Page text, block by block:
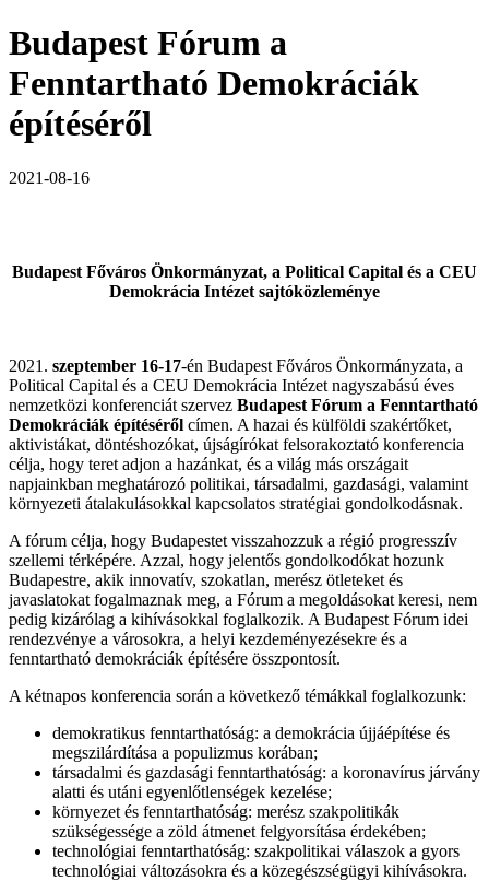
Budapest Fórum a
Fenntartható Demokráciák
építéséről
2021-08-16
Budapest Főváros Önkormányzat, a Political Capital és a CEU
Demokrácia Intézet sajtóközleménye
2021. szeptember 16-17-én Budapest Főváros Önkormányzata, a
Political Capital és a CEU Demokrácia Intézet nagyszabású éves
nemzetközi konferenciát szervez Budapest Fórum a Fenntartható
Demokráciák építéséről címen. A hazai és külföldi szakértőket,
aktivistákat, döntéshozókat, újságírókat felsorakoztató konferencia
célja, hogy teret adjon a hazánkat, és a világ más országait
napjainkban meghatározó politikai, társadalmi, gazdasági, valamint
környezeti átalakulásokkal kapcsolatos stratégiai gondolkodásnak.
A fórum célja, hogy Budapestet visszahozzuk a régió progresszív
szellemi térképére. Azzal, hogy jelentős gondolkodókat hozunk
Budapestre, akik innovatív, szokatlan, merész ötleteket és
javaslatokat fogalmaznak meg, a Fórum a megoldásokat keresi, nem
pedig kizárólag a kihívásokkal foglalkozik. A Budapest Fórum idei
rendezvénye a városokra, a helyi kezdeményezésekre és a
fenntartható demokráciák építésére összpontosít.
A kétnapos konferencia során a következő témákkal foglalkozunk:
demokratikus fenntarthatóság: a demokrácia újjáépítése és
megszilárdítása a populizmus korában;
társadalmi és gazdasági fenntarthatóság: a koronavírus járvány
alatti és utáni egyenlőtlenségek kezelése;
környezet és fenntarthatóság: merész szakpolitikák
szükségessége a zöld átmenet felgyorsítása érdekében;
technológiai fenntarthatóság: szakpolitikai válaszok a gyors
technológiai változásokra és a közegészségügyi kihívásokra.